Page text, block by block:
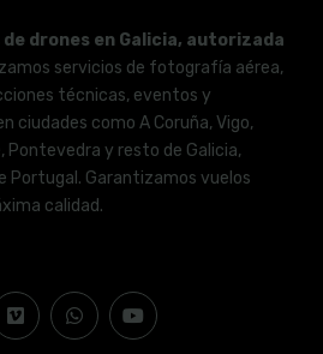
drones en Galicia, autorizada
servicios de fotografía aérea,
técnicas, eventos y
ciudades como A Coruña, Vigo,
Pontevedra y resto de Galicia,
Portugal. Garantizamos vuelos
calidad.